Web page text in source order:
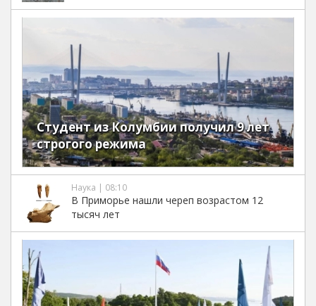
Студент из Колумбии получил 9 лет
строгого режима
Наука | 08:10
В Приморье нашли череп возрастом 12
тысяч лет